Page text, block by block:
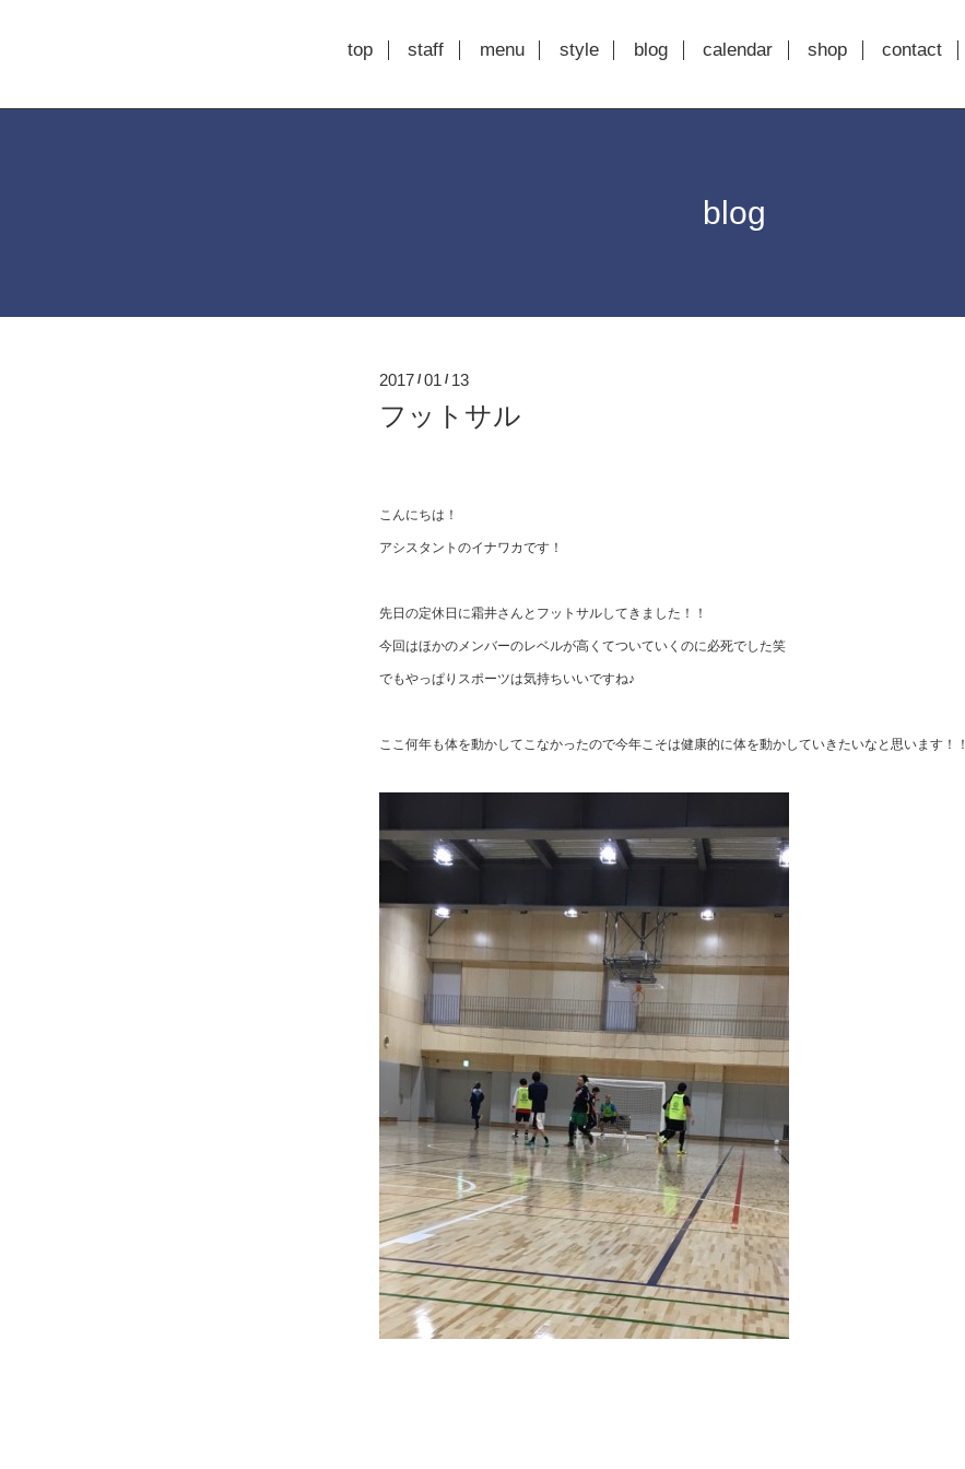
top staff menu style blog calendar shop contact
blog
2017 /01 / 13
フットサル
こんにちは！
アシスタントのイナワカです！
先日の定休日に霜井さんとフットサルしてきました！！
今回はほかのメンバーのレベルが高くてついていくのに必死でした笑
でもやっぱりスポーツは気持ちいいですね♪
ここ何年も体を動かしてこなかったので今年こそは健康的に体を動かしていきたいなと思います！！